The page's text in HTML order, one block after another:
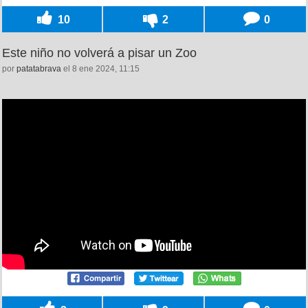
10 2 0
Este niño no volverá a pisar un Zoo
por patatabrava el 8 ene 2024, 11:15